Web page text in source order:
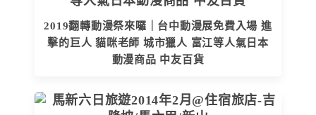
2019翻轉動漫祭來囉｜台中動漫展免費入場 進
擊的巨人 貓咪老師 城市獵人 富江等人氣日本
動漫商品 中友百貨